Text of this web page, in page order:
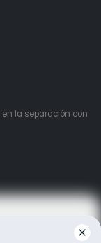
en la separación con